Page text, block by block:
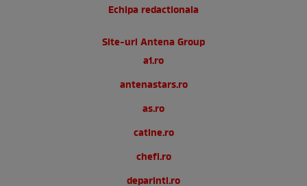
Echipa redactionala
Site-uri Antena Group
a1.ro
antenastars.ro
as.ro
catine.ro
chefi.ro
deparinti.ro